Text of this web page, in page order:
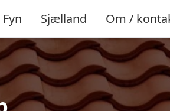
Fyn Sjælland Om /